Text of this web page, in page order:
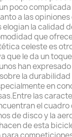
poco
a las opiniones
elogian la calidad
que
celeste es
que le da un
han expresado
la
en
las
el cuadro
de disco y la
de esta